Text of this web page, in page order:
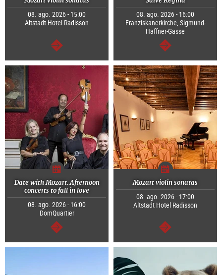
08. ago. 2026 - 15:00
Altstadt Hotel Radisson
continuar
08. ago. 2026 - 16:00
Franziskanerkirche, Sigmund-
Haffner-Gasse
continuar
Date with Mozart. Afternoon
concerts to fall in love
08. ago. 2026 - 16:00
DomQuartier
continuar
Mozart violin sonatas
08. ago. 2026 - 17:00
Altstadt Hotel Radisson
continuar